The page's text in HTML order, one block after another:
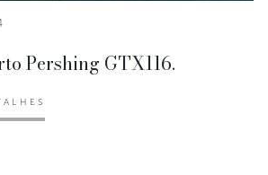
Pershing GTX116.